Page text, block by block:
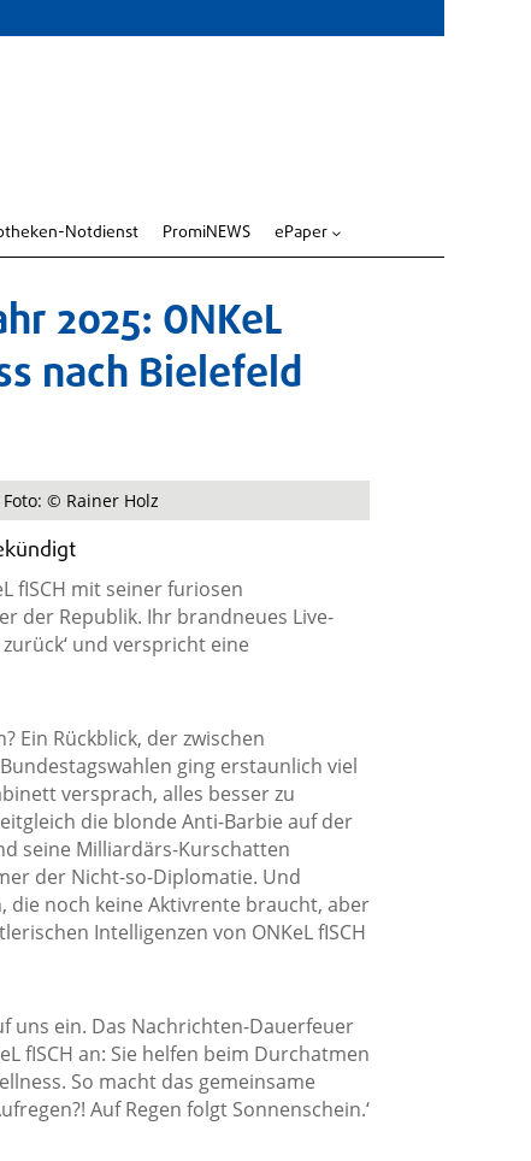
Notdienst PromiNEWS ePaper 3
2025: ONKeL
nach Bielefeld
Foto: © Rainer Holz
fISCH mit seiner furiosen
der Republik. Ihr brandneues Live-
und verspricht eine
Ein Rückblick, der zwischen
ging erstaunlich viel
versprach, alles besser zu
die blonde Anti-Barbie auf der
seine Milliardärs-Kurschatten
der Nicht-so-Diplomatie. Und
die noch keine Aktivrente braucht, aber
Intelligenzen von ONKeL fISCH
uns ein. Das Nachrichten-Dauerfeuer
fISCH an: Sie helfen beim Durchatmen
So macht das gemeinsame
Auf Regen folgt Sonnenschein.‘